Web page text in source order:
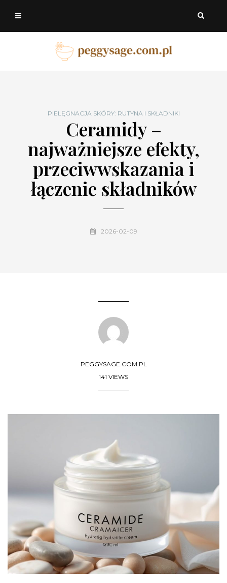
PIELĘGNACJA SKÓRY: RUTYNA I SKŁADNIKI
Ceramidy –
najważniejsze efekty,
przeciwwskazania i
łączenie składników
2026-02-09
PEGGYSAGE.COM.PL
141 VIEWS